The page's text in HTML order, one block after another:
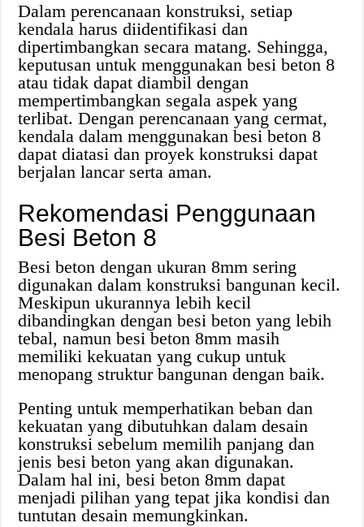
Dalam perencanaan konstruksi, setiap
kendala harus diidentifikasi dan
dipertimbangkan secara matang. Sehingga,
keputusan untuk menggunakan besi beton 8
atau tidak dapat diambil dengan
mempertimbangkan segala aspek yang
terlibat. Dengan perencanaan yang cermat,
kendala dalam menggunakan besi beton 8
dapat diatasi dan proyek konstruksi dapat
berjalan lancar serta aman.
Rekomendasi Penggunaan
Besi Beton 8
Besi beton dengan ukuran 8mm sering
digunakan dalam konstruksi bangunan kecil.
Meskipun ukurannya lebih kecil
dibandingkan dengan besi beton yang lebih
tebal, namun besi beton 8mm masih
memiliki kekuatan yang cukup untuk
menopang struktur bangunan dengan baik.
Penting untuk memperhatikan beban dan
kekuatan yang dibutuhkan dalam desain
konstruksi sebelum memilih panjang dan
jenis besi beton yang akan digunakan.
Dalam hal ini, besi beton 8mm dapat
menjadi pilihan yang tepat jika kondisi dan
tuntutan desain memungkinkan.